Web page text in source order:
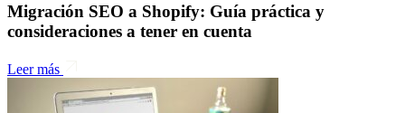
Migración SEO a Shopify: Guía práctica y
consideraciones a tener en cuenta
Leer más